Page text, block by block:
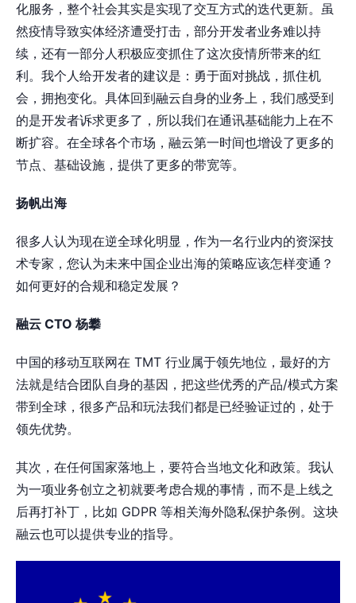
化服务，整个社会其实是实现了交互方式的迭代更新。虽
然疫情导致实体经济遭受打击，部分开发者业务难以持
续，还有一部分人积极应变抓住了这次疫情所带来的红
利。我个人给开发者的建议是：勇于面对挑战，抓住机
会，拥抱变化。具体回到融云自身的业务上，我们感受到
的是开发者诉求更多了，所以我们在通讯基础能力上在不
断扩容。在全球各个市场，融云第一时间也增设了更多的
节点、基础设施，提供了更多的带宽等。
扬帆出海
很多人认为现在逆全球化明显，作为一名行业内的资深技
术专家，您认为未来中国企业出海的策略应该怎样变通？
如何更好的合规和稳定发展？
融云 CTO 杨攀
中国的移动互联网在 TMT 行业属于领先地位，最好的方
法就是结合团队自身的基因，把这些优秀的产品/模式方案
带到全球，很多产品和玩法我们都是已经验证过的，处于
领先优势。
其次，在任何国家落地上，要符合当地文化和政策。我认
为一项业务创立之初就要考虑合规的事情，而不是上线之
后再打补丁，比如 GDPR 等相关海外隐私保护条例。这块
融云也可以提供专业的指导。